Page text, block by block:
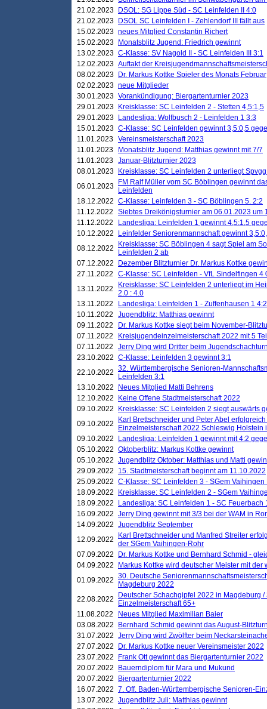
21.02.2023
DSOL: SG Lippe Süd - SC Leinfelden II 4:0
21.02.2023
DSOL SC Leinfelden I - Zehlendorf III fällt aus
15.02.2023 neues Mitglied Constantin Richert
15.02.2023
Monatsblitz Jugend: Friedrich gewinnt
13.02.2023 C-Klasse: SV Nagold II - SC Leinfelden III 3:1
12.02.2023 Auftakt der
08.02.2023
Dr. Markus Kottke Spieler des Monats Februar
02.02.2023 neue Mitglieder
30.01.2023 Vorankündigung: Biergartenturnier 2023
29.01.2023
Kreisklasse: SC Leinfelden 2 - Stetten 4,5:1,5
29.01.2023
Landesliga: Wolfbusch 2 - Leinfelden 1 3:3
15.01.2023 C-Klasse: SC Leinfelden gewinnt 3,5:0,5
11.01.2023 Vereinsmeisterschaft 2023
11.01.2023
Monatsblitz Jugend: Matthias gewinnt mit 7/7
11.01.2023 Januar-Blitzturnier 2023
08.01.2023
Kreisklasse: SC Leinfelden 2 unterliegt
06.01.2023
FM Ralf Müller vom SC Böblingen gewinnt
Leinfelden
18.12.2022 C-Klasse: Leinfelden 3 - SC Böblingen 5. 2:2
11.12.2022
Siebtes Dreikönigsturnier am 06.01.2023 um
11.12.2022
Landesliga: Leinfelden 1 gewinnt 4,5:1,5
10.12.2022
Leinfelder Seniorenmannschaft gewinnt
08.12.2022
Kreisklasse: SC Böblingen 4 sagt Spiel am
Leinfelden 2 ab
07.12.2022
Dezember Blitzturnier Dr. Markus Kottke
27.11.2022
C-Klasse: SC Leinfelden - VfL Sindelfingen 4
13.11.2022
Kreisklasse: SC Leinfelden 2 unterliegt im
2.0 : 4.0
13.11.2022
Landesliga: Leinfelden 1 - Zuffenhausen 1 4:2
10.11.2022
Jugendblitz: Matthias gewinnt
09.11.2022
Dr. Markus Kottke siegt beim November-
07.11.2022
Kreisjugendeinzelmeisterschaft 2022 mit 5
07.11.2022
Jerry Ding wird Dritter beim
23.10.2022 C-Klasse: Leinfelden 3 gewinnt 3:1
22.10.2022 32. Württembergische Senioren-
Leinfelden 3:1
13.10.2022
Neues Mitglied Matti Behrens
12.10.2022
Keine Offene Stadtmeisterschaft 2022
09.10.2022
Kreisklasse: SC Leinfelden 2 siegt auswärts
09.10.2022
Karl Brettschneider und Peter Abel
Einzelmeisterschaft 2022 Schleswig Holstein
09.10.2022
Landesliga: Leinfelden 1 gewinnt mit 4:2
05.10.2022 Oktoberblitz: Markus Kottke gewinnt
05.10.2022 Jugendblitz Oktober: Matthias und Matti
29.09.2022
15. Stadtmeisterschaft beginnt am 11.10.2022
25.09.2022 C-Klasse: SC Leinfelden 3 - SGem Vaihingen
18.09.2022
Kreisklasse: SC Leinfelden 2 - SGem
18.09.2022
Landesliga: SC Leinfelden 1 - SC Feuerbach
16.09.2022 Jerry Ding gewinnt mit 3/3 bei der WAM in
14.09.2022 Jugendblitz September
12.09.2022
Karl Brettschneider und Manfred Streiter
der SGem Vaihingen-Rohr
07.09.2022
Dr. Markus Kottke und Bernhard Schmid -
04.09.2022
Markus Kottke wird deutscher Meister mit
01.09.2022 30. Deutsche
Magdeburg 2022
22.08.2022
Deutscher Schachgipfel 2022 in Magdeburg
Einzelmeisterschaft 65+
11.08.2022
Neues Mitglied Maximilian Baier
03.08.2022
Bernhard Schmid gewinnt das August-
31.07.2022 Jerry Ding wird Zwölfter beim
27.07.2022
Dr. Markus Kottke neuer Vereinsmeister 2022
23.07.2022
Frank Ott gewinnt das Biergartenturnier 2022
20.07.2022
Bauerndiplom für Mara und Mukund
20.07.2022
Biergartenturnier 2022
16.07.2022 7. Off. Baden-Württembergische Senioren-
13.07.2022 Jugendblitz Juli: Matthias gewinnt